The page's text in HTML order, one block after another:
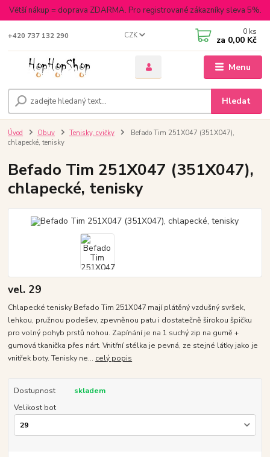
Větší nákup = doprava ZDARMA. Pro registrované zákazníky sleva 5%.
Menu
CZK
Hledat
+420 737 132 290 0 ks
za 0,00 Kč
Úvod Obuv Tenisky, cvičky
Befado Tim 251X047 (351X047),
chlapecké, tenisky
Befado Tim 251X047 (351X047),
chlapecké, tenisky
vel. 29
Chlapecké tenisky Befado Tim 251X047 mají plátěný vzdušný svršek,
lehkou, pružnou podešev, zpevněnou patu i dostatečně širokou špičku
pro volný pohyb prstů nohou. Zapínání je na 1 suchý zip na gumě +
gumová tkanička přes nárt. Vnitřní stélka je pevná, ze stejné látky jako je
vnitřek boty. Tenisky ne... celý popis
Dostupnost
skladem
Velikost bot